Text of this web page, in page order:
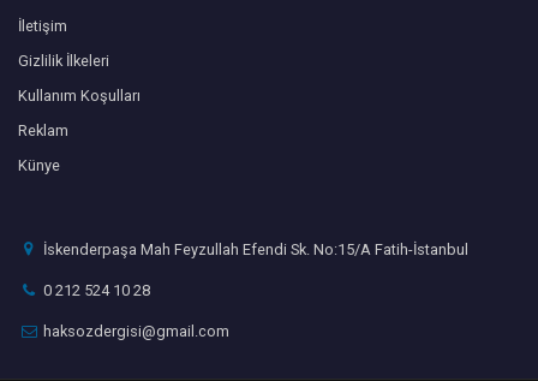
İletişim
Gizlilik İlkeleri
Kullanım Koşulları
Reklam
Künye
İskenderpaşa Mah Feyzullah Efendi Sk. No:15/A Fatih-İstanbul
0 212 524 10 28
haksozdergisi@gmail.com